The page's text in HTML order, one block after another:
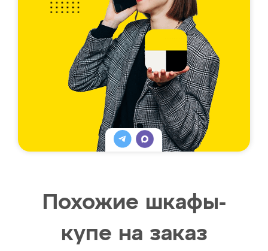
Похожие шкафы-
купе на заказ